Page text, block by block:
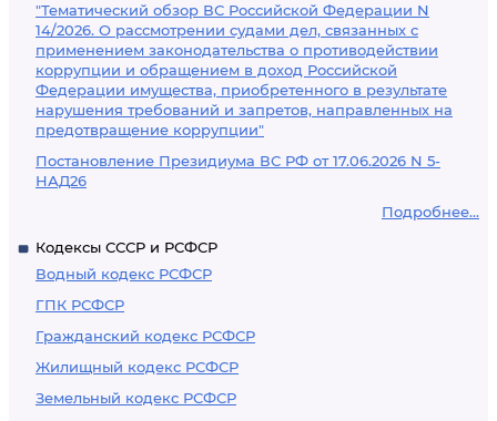
"Тематический обзор ВС Российской Федерации N
14/2026. О рассмотрении судами дел, связанных с
применением законодательства о противодействии
коррупции и обращением в доход Российской
Федерации имущества, приобретенного в результате
нарушения требований и запретов, направленных на
предотвращение коррупции"
Постановление Президиума ВС РФ от 17.06.2026 N 5-
НАД26
Подробнее...
Кодексы СССР и РСФСР
Водный кодекс РСФСР
ГПК РСФСР
Гражданский кодекс РСФСР
Жилищный кодекс РСФСР
Земельный кодекс РСФСР